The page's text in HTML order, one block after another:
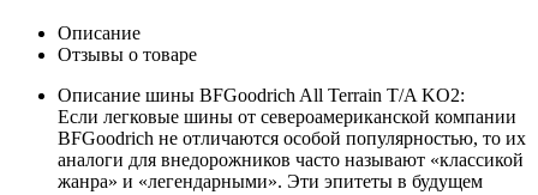
Описание
Отзывы о товаре
Описание шины BFGoodrich All Terrain T/A KO2:
Если легковые шины от североамериканской компании
BFGoodrich не отличаются особой популярностью, то их
аналоги для внедорожников часто называют «классикой
жанра» и «легендарными». Эти эпитеты в будущем